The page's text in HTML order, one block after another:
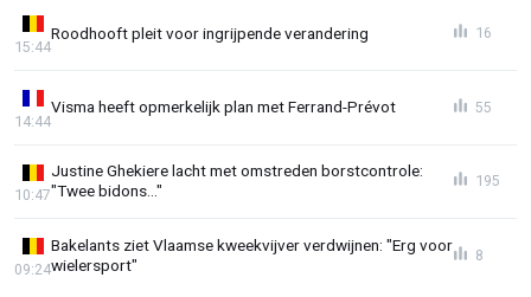
Roodhooft pleit voor ingrijpende verandering
15:44
16
Visma heeft opmerkelijk plan met Ferrand-Prévot
14:44
55
Justine Ghekiere lacht met omstreden borstcontrole:
"Twee bidons..."
10:47
195
Bakelants ziet Vlaamse kweekvijver verdwijnen: "Erg voor
wielersport"
09:24
8